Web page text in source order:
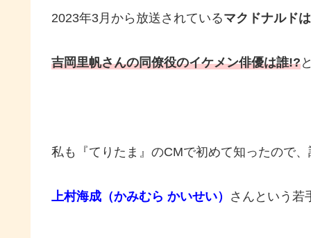
2023年3月から放送されているマクドナルド
吉岡里帆さんの同僚役のイケメン俳優は誰!?
私も『てりたま』のCMで初めて知ったので
上村海成（かみむら かいせい） さんという若